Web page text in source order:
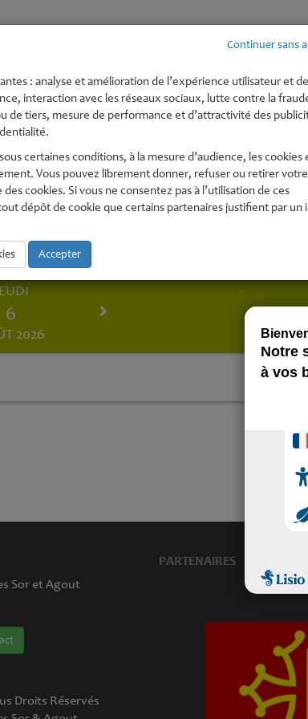
Enfance -
6
2026
Sor et Agout
Droits Réservés
PARTENAIRES
Continuer sans
: analyse et amélioration de l’expérience utilisateur et
interaction avec les réseaux sociaux, lutte contre la
de tiers, mesure de performance et d’attractivité des
certaines conditions, à la mesure d’audience, les cookies
Vous pouvez librement donner, refuser ou retirer votre
cookies. Si vous ne consentez pas à l’utilisation de ces
dépôt de cookie que certains partenaires justifient par un
Accepter